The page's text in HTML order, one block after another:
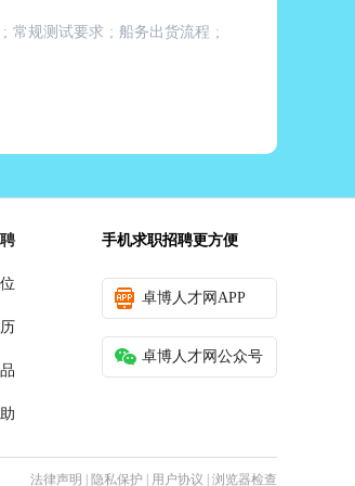
; 常规测试要求 ; 船务出货流程 ;
手机求职招聘更方便
卓博人才网APP
卓博人才网公众号
法律声明 隐私保护 用户协议 浏览器检查